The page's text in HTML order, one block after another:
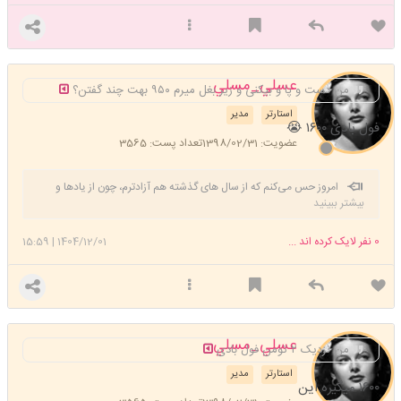
عسلي_مسلي
مدیر استارتر
عضویت: 1398/02/31 تعداد پست: 3565
من دست و پا و بیکنی و زیر بغل میرم ۹۵۰ بهت چند گفتن؟
فول بادی ۱۶۰۰ 😭
امروز حس می‌کنم که از سال های گذشته هم آزادترم، چون از یادها و
امیدهای واهی رها شده‌ام. می‌دانم که هیچ چیز دوام ندارد.
بیشتر ببینید
1404/12/01
|
15:59 0 نفر لایک کرده اند ...
عسلي_مسلي
مدیر استارتر
من نزدیک ۲ تومن فول بادی
۱۶۰۰ میگیره این